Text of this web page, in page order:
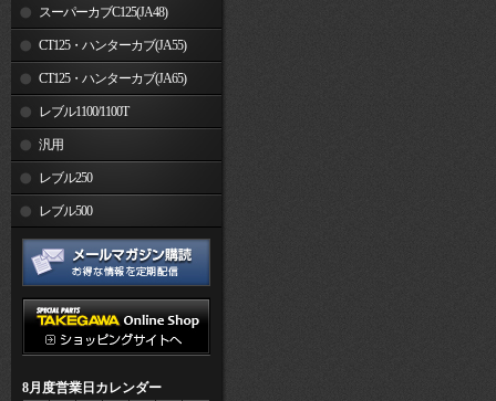
スーパーカブC125(JA48)
CT125・ハンターカブ(JA55)
CT125・ハンターカブ(JA65)
レブル1100/1100T
汎用
レブル250
レブル500
8月度営業日カレンダー